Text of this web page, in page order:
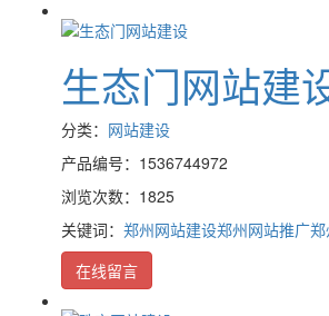
生态门网站建
分类： 网站建设
产品编号：1536744972
浏览次数：1825
关键词： 郑州网站建设郑州网站推广
在线留言